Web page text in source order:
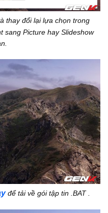
thay đổi lại lựa chọn trong
sang Picture hay Slideshow
để tải về gói tập tin .BAT .